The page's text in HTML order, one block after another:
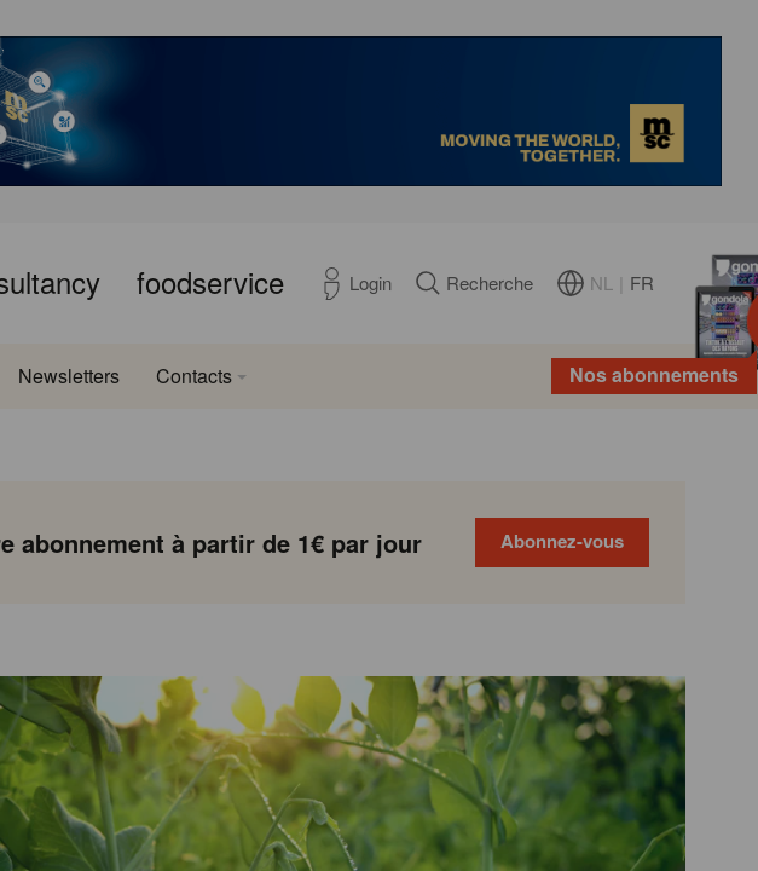
foodservice Login Recherche NL FR
Nos abonnements
Newsletters Contacts
abonnement à partir de 1€ par jour Abonnez-vous